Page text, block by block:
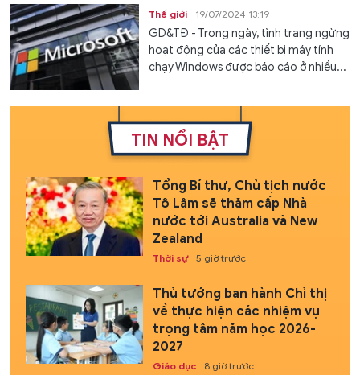
Thế giới 19/07/2024 13:19
GD&TĐ - Trong ngày, tình trạng ngừng
hoạt động của các thiết bị máy tính
chạy Windows được báo cáo ở nhiều...
TIN NỔI BẬT
Tổng Bí thư, Chủ tịch nước
Tô Lâm sẽ thăm cấp Nhà
nước tới Australia và New
Zealand
Thời sự 5 giờ trước
Thủ tướng ban hành Chỉ thị
về thực hiện các nhiệm vụ
trọng tâm năm học 2026-
2027
Giáo dục 8 giờ trước